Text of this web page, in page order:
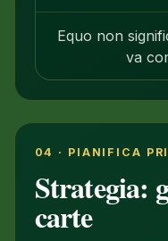
Equo non
va
04 · PIANIFICA
Strategia:
carte